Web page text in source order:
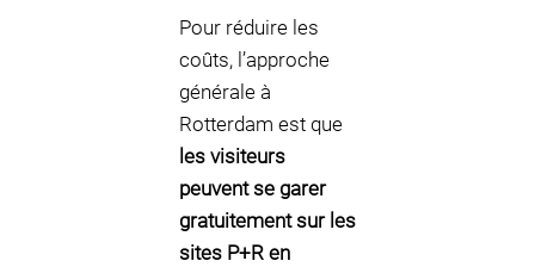
Pour réduire les
coûts, l’approche
générale à
Rotterdam est que
les visiteurs
peuvent se garer
gratuitement sur les
sites P+R en